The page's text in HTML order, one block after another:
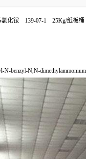
氯化铵 139-07-1 25Kg/纸板桶
N-benzyl-N,N-